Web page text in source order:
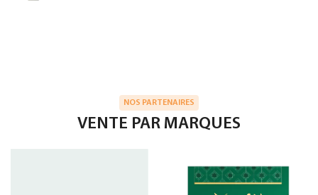
NOS PARTENAIRES
VENTE PAR MARQUES